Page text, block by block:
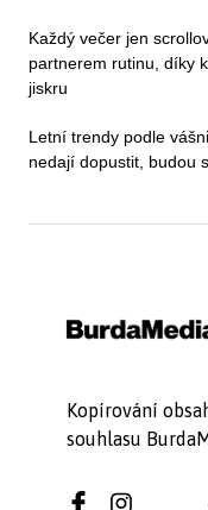
Každý večer jen
partnerem rutinu, díky
jiskru
Letní trendy podle
nedají dopustit, budou
Kopírování
souhlasu